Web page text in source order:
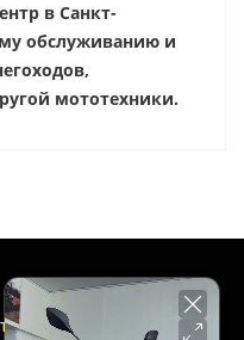
в Санкт-
обслуживанию и
мототехники.
PITER СОФИЙСКАЯ